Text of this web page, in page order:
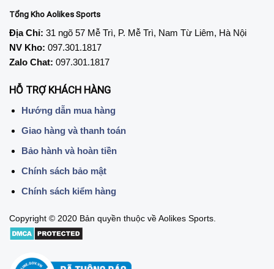
Tổng Kho Aolikes Sports
Địa Chỉ: 31 ngõ 57 Mễ Trì, P. Mễ Trì, Nam Từ Liêm, Hà Nội
NV Kho: 097.301.1817
Zalo Chat: 097.301.1817
HỖ TRỢ KHÁCH HÀNG
Hướng dẫn mua hàng
Giao hàng và thanh toán
Bảo hành và hoàn tiền
Chính sách bảo mật
Chính sách kiểm hàng
Copyright © 2020 Bản quyền thuộc về Aolikes Sports.